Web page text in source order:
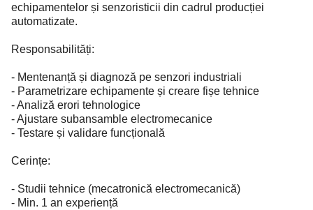
echipamentelor și senzoristicii din cadrul producției
automatizate.
Responsabilități:
- Mentenanță și diagnoză pe senzori industriali
- Parametrizare echipamente și creare fișe tehnice
- Analiză erori tehnologice
- Ajustare subansamble electromecanice
- Testare și validare funcțională
Cerințe:
- Studii tehnice (mecatronică electromecanică)
- Min. 1 an experiență